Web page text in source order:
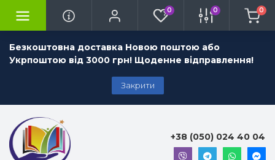
Безкоштовна доставка Новою поштою або
Укрпоштою від 3000 грн! Щоденне відправлення!
Закрити
0 0 0
+38 (050) 024 40 04